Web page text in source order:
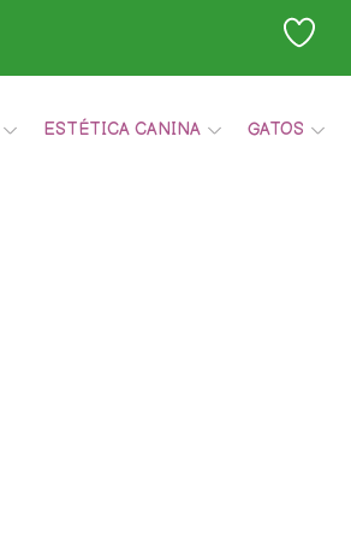
ESTÉTICA CANINA GATOS